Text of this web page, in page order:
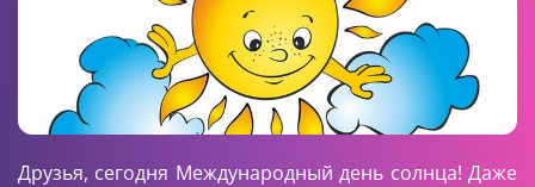
Друзья, сегодня Международный день солнца! Даже